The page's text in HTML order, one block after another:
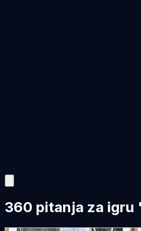
360 pitanja za igru